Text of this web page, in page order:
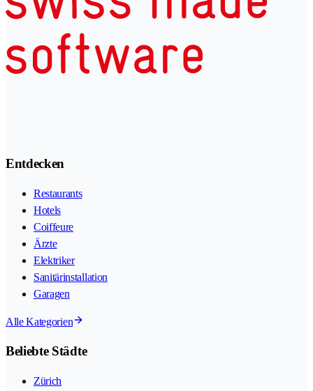
Entdecken
Restaurants
Hotels
Coiffeure
Ärzte
Elektriker
Sanitärinstallation
Garagen
Alle Kategorien
Beliebte Städte
Zürich